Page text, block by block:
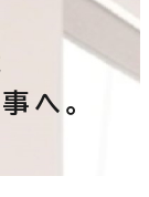
へ。